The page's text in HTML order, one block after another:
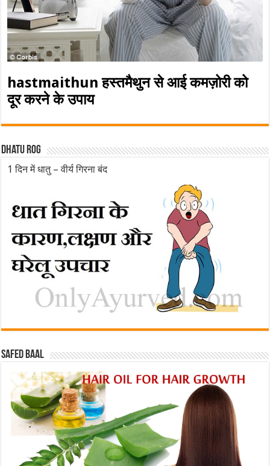
hastmaithun हस्तमैथुन से आई कमज़ोरी को
दूर करने के उपाय
Dhatu rog
1 दिन में धातु – वीर्य गिरना बंद
Safed baal